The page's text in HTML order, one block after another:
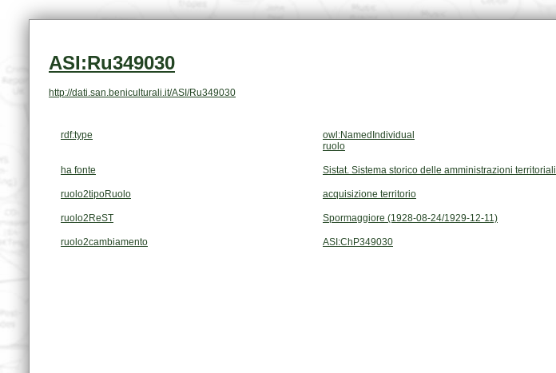
ASI:Ru349030
http://dati.san.beniculturali.it/ASI/Ru349030
rdf:type
owl:NamedIndividual
ruolo
ha fonte Sistat. Sistema storico delle amministrazioni territoriali
ruolo2tipoRuolo acquisizione territorio
ruolo2ReST Spormaggiore (1928-08-24/1929-12-11)
ruolo2cambiamento ASI:ChP349030